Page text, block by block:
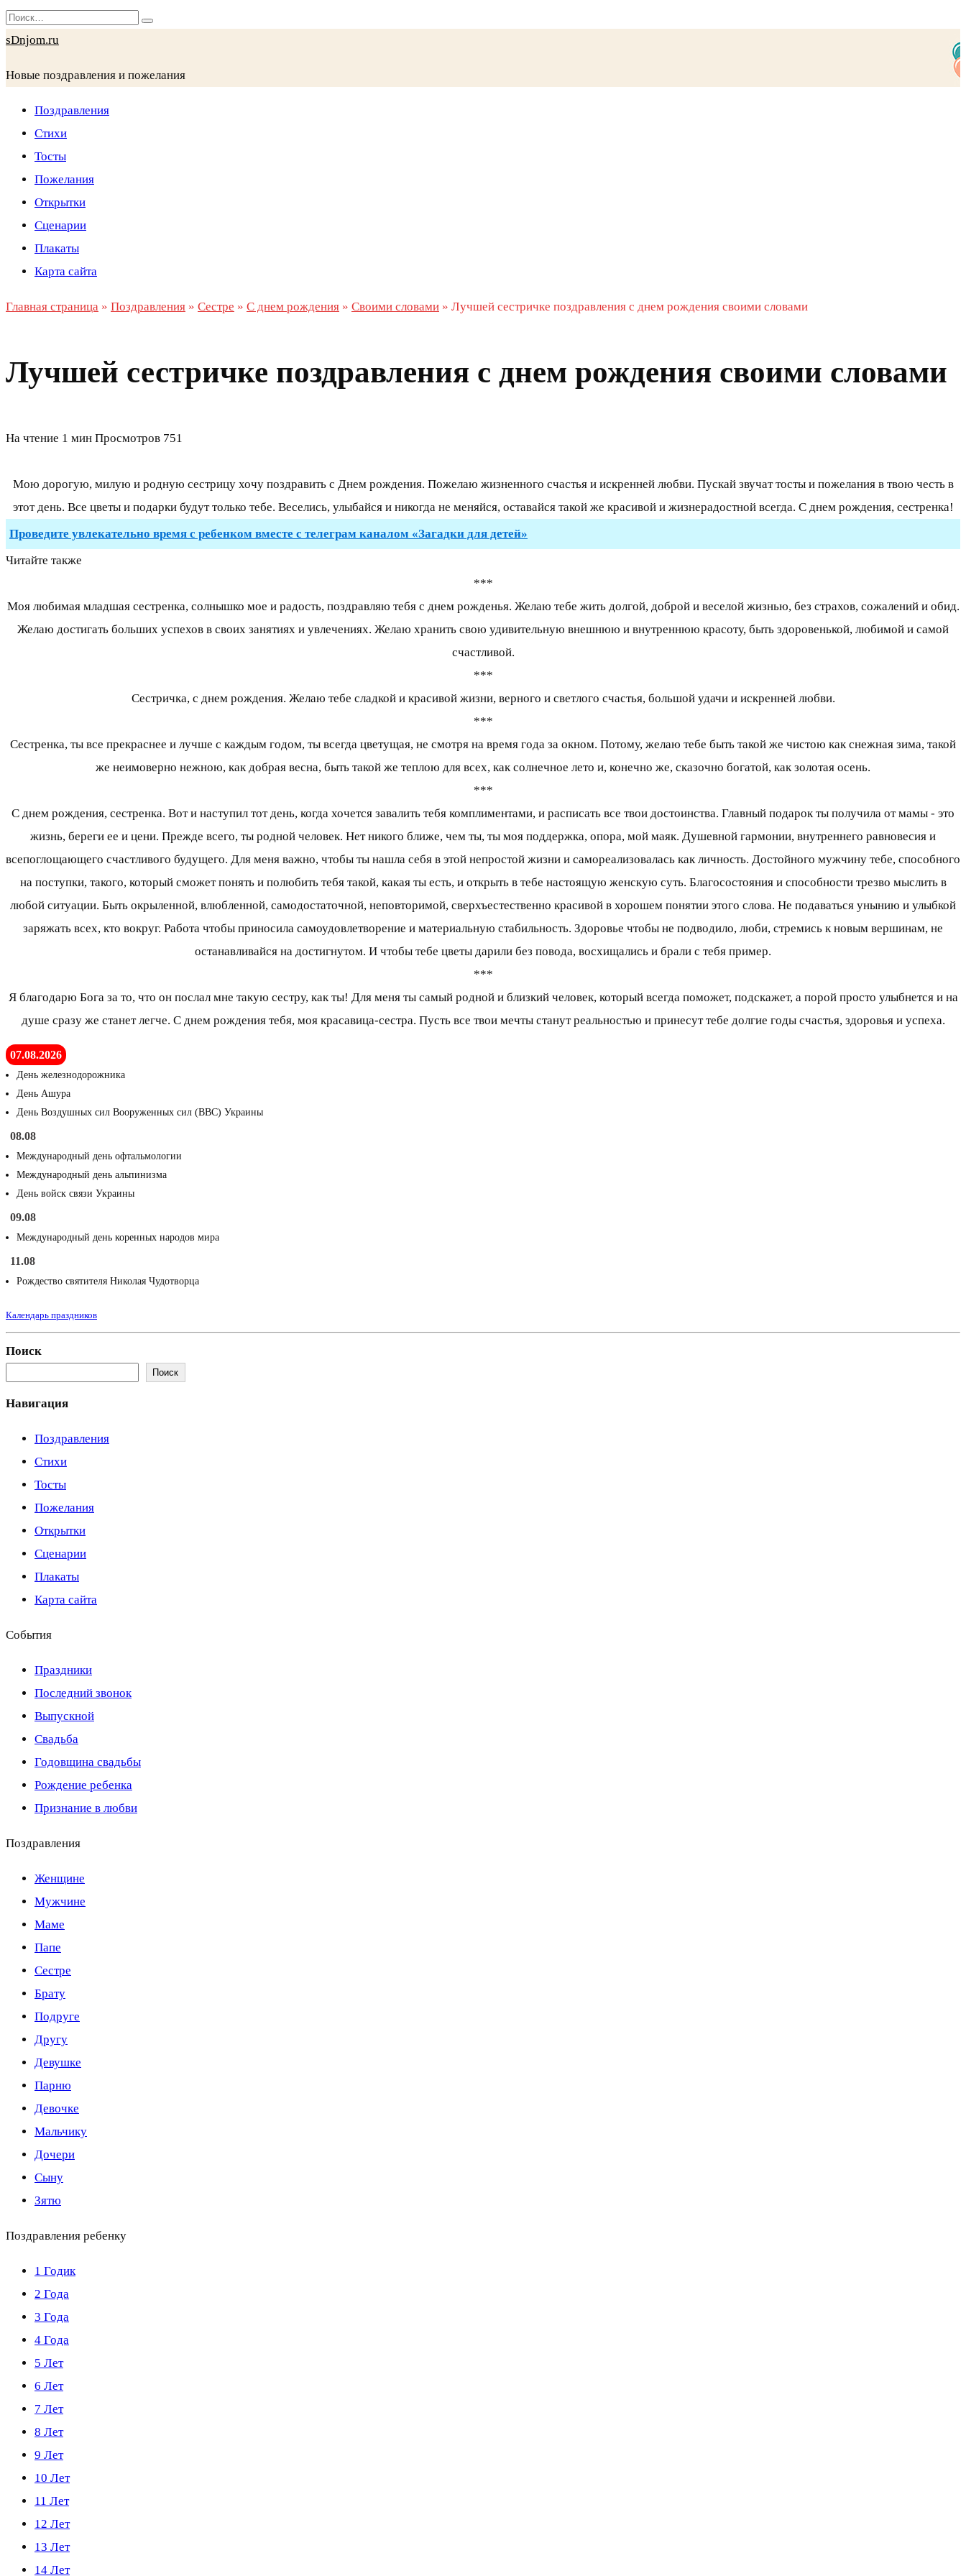
Перейти
к
Search
for:
sDnjom.ru
Новые поздравления и пожелания
Поздравления
Стихи
Тосты
Пожелания
Открытки
Сценарии
Плакаты
Карта сайта
Главная страница » Поздравления » Сестре » С днем рождения » Своими словами » Лучшей сестричке поздравления с днем рождения своими словами
Лучшей сестричке поздравления с днем рождения своими словами
На чтение 1 мин Просмотров 751
Мою дорогую, милую и родную сестрицу хочу поздравить с Днем рождения. Пожелаю жизненного счастья и искренней любви. Пускай звучат тосты и пожелания в твою честь в
этот день. Все цветы и подарки будут только тебе. Веселись, улыбайся и никогда не меняйся, оставайся такой же красивой и жизнерадостной всегда. С днем рождения, сестренка!
Проведите увлекательно время с ребенком вместе с телеграм каналом «Загадки для детей»
Читайте также
***
Моя любимая младшая сестренка, солнышко мое и радость, поздравляю тебя с днем рожденья. Желаю тебе жить долгой, доброй и веселой жизнью, без страхов, сожалений и обид.
Желаю достигать больших успехов в своих занятиях и увлечениях. Желаю хранить свою удивительную внешнюю и внутреннюю красоту, быть здоровенькой, любимой и самой
счастливой.
***
Сестричка, с днем рождения. Желаю тебе сладкой и красивой жизни, верного и светлого счастья, большой удачи и искренней любви.
***
Сестренка, ты все прекраснее и лучше с каждым годом, ты всегда цветущая, не смотря на время года за окном. Потому, желаю тебе быть такой же чистою как снежная зима, такой
же неимоверно нежною, как добрая весна, быть такой же теплою для всех, как солнечное лето и, конечно же, сказочно богатой, как золотая осень.
***
С днем рождения, сестренка. Вот и наступил тот день, когда хочется завалить тебя комплиментами, и расписать все твои достоинства. Главный подарок ты получила от мамы - это
жизнь, береги ее и цени. Прежде всего, ты родной человек. Нет никого ближе, чем ты, ты моя поддержка, опора, мой маяк. Душевной гармонии, внутреннего равновесия и
всепоглощающего счастливого будущего. Для меня важно, чтобы ты нашла себя в этой непростой жизни и самореализовалась как личность. Достойного мужчину тебе, способного
на поступки, такого, который сможет понять и полюбить тебя такой, какая ты есть, и открыть в тебе настоящую женскую суть. Благосостояния и способности трезво мыслить в
любой ситуации. Быть окрыленной, влюбленной, самодостаточной, неповторимой, сверхъестественно красивой в хорошем понятии этого слова. Не подаваться унынию и улыбкой
заряжать всех, кто вокруг. Работа чтобы приносила самоудовлетворение и материальную стабильность. Здоровье чтобы не подводило, люби, стремись к новым вершинам, не
останавливайся на достигнутом. И чтобы тебе цветы дарили без повода, восхищались и брали с тебя пример.
***
Я благодарю Бога за то, что он послал мне такую сестру, как ты! Для меня ты самый родной и близкий человек, который всегда поможет, подскажет, а порой просто улыбнется и на
душе сразу же станет легче. С днем рождения тебя, моя красавица-сестра. Пусть все твои мечты станут реальностью и принесут тебе долгие годы счастья, здоровья и успеха.
07.08.2026
День железнодорожника
День Ашура
День Воздушных сил Вооруженных сил (ВВС) Украины
08.08
Международный день офтальмологии
Международный день альпинизма
День войск связи Украины
09.08
Международный день коренных народов мира
11.08
Рождество святителя Николая Чудотворца
Календарь праздников
Поиск
Поиск
Навигация
Поздравления
Стихи
Тосты
Пожелания
Открытки
Сценарии
Плакаты
Карта сайта
События
Праздники
Последний звонок
Выпускной
Свадьба
Годовщина свадьбы
Рождение ребенка
Признание в любви
Поздравления
Женщине
Мужчине
Маме
Папе
Сестре
Брату
Подруге
Другу
Девушке
Парню
Девочке
Мальчику
Дочери
Сыну
Зятю
Поздравления ребенку
1 Годик
2 Года
3 Года
4 Года
5 Лет
6 Лет
7 Лет
8 Лет
9 Лет
10 Лет
11 Лет
12 Лет
13 Лет
14 Лет